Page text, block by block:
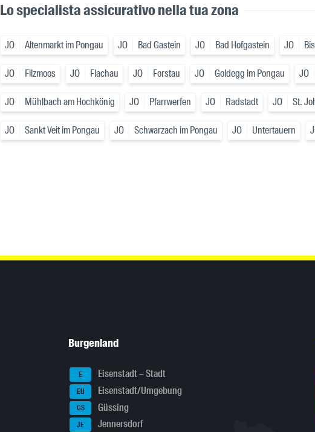
Lo specialista assicurativo nella tua zona
JO Altenmarkt im Pongau JO Bad Gastein JO Bad Hofgastein JO
JO Filzmoos JO Flachau JO Forstau JO Goldegg im Pongau JO
JO Mühlbach am Hochkönig JO Pfarrwerfen JO Radstadt JO St.
JO Sankt Veit im Pongau JO Schwarzach im Pongau JO Untertauern
Burgenland
E Eisenstadt – Stadt
EU Eisenstadt/Umgebung
GS Güssing
JE Jennersdorf